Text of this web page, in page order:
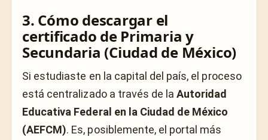
3. Cómo descargar el
certificado de Primaria y
Secundaria (Ciudad de México)
Si estudiaste en la capital del país, el proceso
está centralizado a través de laAutoridad
Educativa Federal en la Ciudad de México
(AEFCM). Es, posiblemente, el portal más